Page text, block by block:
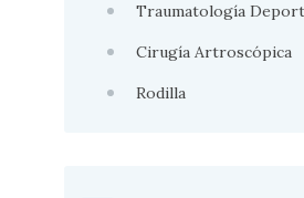
Traumatología
Cirugía Artroscópica
Rodilla